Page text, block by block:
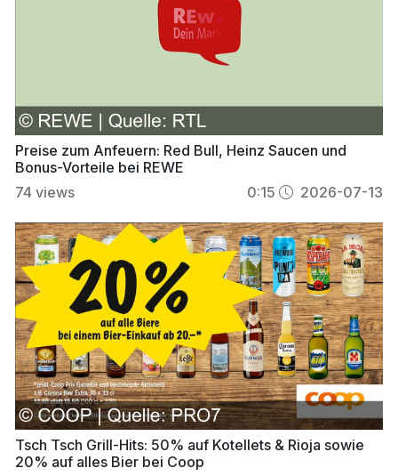
Preise zum Anfeuern: Red Bull, Heinz Saucen und
Bonus-Vorteile bei REWE
74 views 0:15 2026-07-13
Tsch Tsch Grill-Hits: 50% auf Kotellets & Rioja sowie
20% auf alles Bier bei Coop